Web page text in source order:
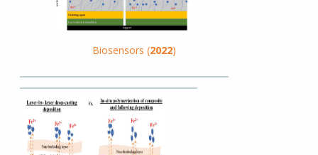
Biosensors (2022)